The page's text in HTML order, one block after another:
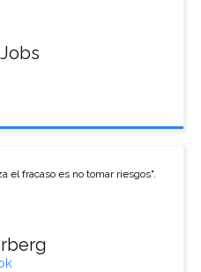
el fracaso es no tomar riesgos".